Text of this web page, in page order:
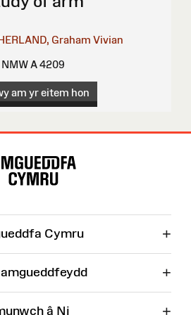
Graham Vivian
NMW A 4209
am yr eitem hon
Cymru +
+
â Ni +